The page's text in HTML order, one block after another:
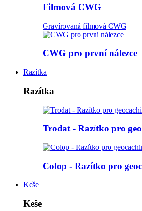
Filmová CWG
Gravírovaná filmová CWG
CWG pro první nálezce
Razítka
Razítka
Trodat - Razítko pro
Colop - Razítko pro
Keše
Keše